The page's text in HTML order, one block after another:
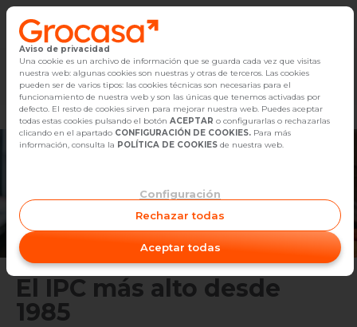
Vender
Buscar Inmuebles
Alquiler
Empleo
Oficinas
Contacto
Marketplace Empleo Diseño Reforma
El IPC más alto desde
1985
Aviso de privacidad
Una cookie es un archivo de información que se guarda cada vez que visitas
nuestra web: algunas cookies son nuestras y otras de terceros. Las cookies
pueden ser de varios tipos: las cookies técnicas son necesarias para el
funcionamiento de nuestra web y son las únicas que tenemos activadas por
defecto. El resto de cookies sirven para mejorar nuestra web. Puedes aceptar
todas estas cookies pulsando el botón ACEPTAR o configurarlas o rechazarlas
clicando en el apartado CONFIGURACIÓN DE COOKIES. Para más
información, consulta la POLÍTICA DE COOKIES de nuestra web.
Configuración
Rechazar todas
Aceptar todas